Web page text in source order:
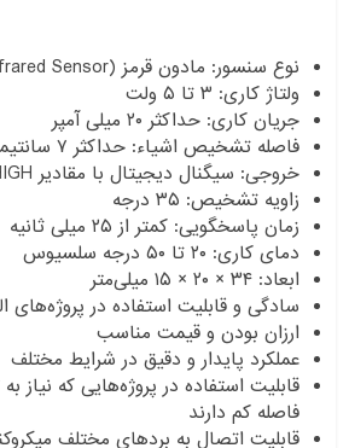
نوع سنسور: مادون قرمز (Infrared Sensor)
ولتاژ کاری: ۳ تا ۵ ولت
جریان کاری: حداکثر ۲۰ میلی آمپر
فاصله تشخیص اشیاء: حداکثر ۷ سانتیمتر
خروجی: سیگنال دیجیتال با مقادیر HIGH و LOW
زاویه تشخیص: ۳۵ درجه
زمان پاسخگویی: کمتر از ۲۵ میلی ثانیه
دمای کاری: ۲۰ تا ۵۰ درجه سلسیوس
ابعاد: ۳۴ × ۲۰ × ۱۵ میلی‌متر
سادگی و قابلیت استفاده در پروژه‌های
ارزان بودن و قیمت مناسب
عملکرد پایدار و دقیق در شرایط مختلف
قابلیت استفاده در پروژه‌هایی که نیاز
فاصله کم دارند
قابلیت اتصال به بردهای مختلف